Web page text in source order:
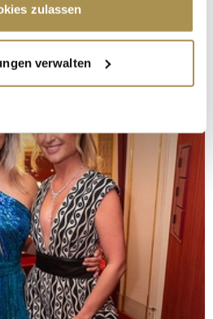
widerrufen
Ihre geografische Lage
auf einige Meter genau sein
(Fingerprinting) identifizieren
wie Ihre persönlichen Daten
Sie Ihre Präferenzen im
fest.
um Inhalte und Anzeigen zu
für soziale Medien anbieten
auf unsere Website zu
wir Informationen zu Ihrer
zulassen
verwalten